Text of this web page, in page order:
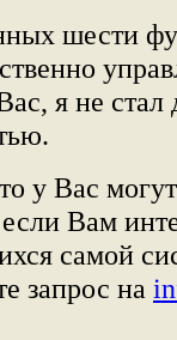
шести
я не стал
у Вас
Вам
самой
запрос на